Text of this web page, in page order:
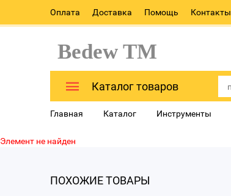
Оплата Доставка Помощь Контакты
Bedew TM
Каталог товаров
Главная Каталог Инструменты
Элемент не найден
ПОХОЖИЕ ТОВАРЫ